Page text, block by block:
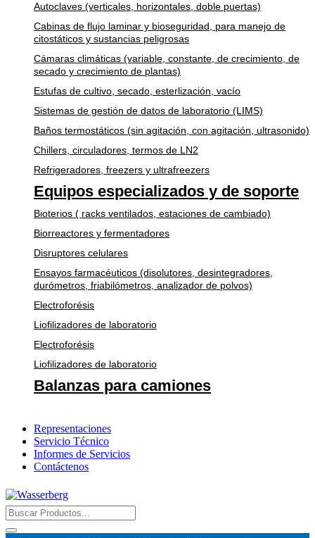
Autoclaves (verticales, horizontales, doble puertas)
Cabinas de flujo laminar y bioseguridad, para manejo de
citostáticos y sustancias peligrosas
Cámaras climáticas (variable, constante, de crecimiento, de
secado y crecimiento de plantas)
Estufas de cultivo, secado, esterlización, vacío
Sistemas de gestión de datos de laboratorio (LIMS)
Baños termostáticos (sin agitación, con agitación, ultrasonido)
Chillers, circuladores, termos de LN2
Refrigeradores, freezers y ultrafreezers
Equipos especializados y de soporte
Bioterios ( racks ventilados, estaciones de cambiado)
Biorreactores y fermentadores
Disruptores celulares
Ensayos farmacéuticos (disolutores, desintegradores,
durómetros, friabilómetros, analizador de polvos)
Electroforésis
Liofilizadores de laboratorio
Electroforésis
Liofilizadores de laboratorio
Balanzas para camiones
Representaciones
Servicio Técnico
Informes de Servicios
Contáctenos